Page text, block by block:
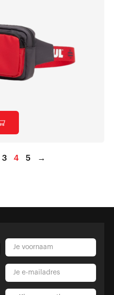
3 4 5 →